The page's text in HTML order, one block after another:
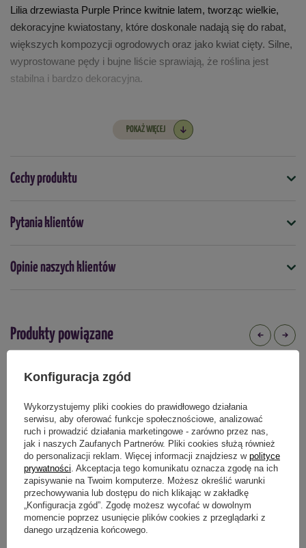
Lilia drzewiasta Purple Prince kwitnie latem, tworząc wielkie,
dekoracyjne kwiatostany, które doskonale nadają się do rabat,
większych kompozycji ogrodowych oraz jako kwiat cięty. Silne,
wyprostowane pędy i bujne liście sprawiają, że roślina jest
stabilna i bardzo dekoracyjna.
30-40 cm
Kolor kwiatów:
Mrozoodporność:
POKAŻ WIĘCEJ
Cechy produktu
Symbol
5901924859598
fioletowy
Termin sadzenia
Pytania klientów
Opinie naszych klientów
Produkty powiązane
Lilia Drzewiasta Satisfaction 1 szt.
Konfiguracja zgód
Wykorzystujemy pliki cookies do prawidłowego działania
serwisu, aby oferować funkcje społecznościowe, analizować
ruch i prowadzić działania marketingowe - zarówno przez nas,
jak i naszych Zaufanych Partnerów. Pliki cookies służą również
do personalizacji reklam. Więcej informacji znajdziesz w polityce
prywatności . Akceptacja tego komunikatu oznacza zgodę na ich
zapisywanie na Twoim komputerze. Możesz określić warunki
przechowywania lub dostępu do nich klikając w zakładkę
„Konfiguracja zgód”. Zgodę możesz wycofać w dowolnym
momencie poprzez usunięcie plików cookies z przeglądarki z
danego urządzenia końcowego.